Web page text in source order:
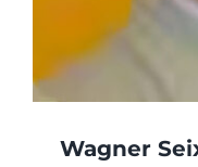
Wagner